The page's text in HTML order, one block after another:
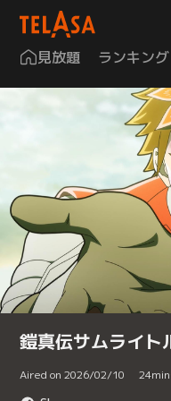
見放題 ランキング
鎧真伝サムライ
Aired on 2026/02/10 24